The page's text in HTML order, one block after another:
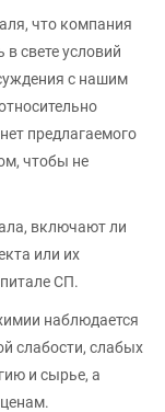
что компания
в свете условий
с нашим
предлагаемого
чтобы не
включают ли
или их
СП.
наблюдается
слабости, слабых
и сырье, а